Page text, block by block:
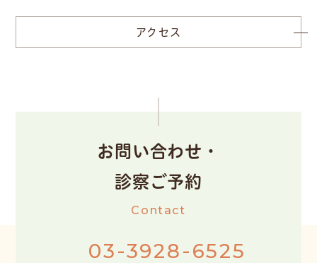
アクセス
お問い合わせ・
診察ご予約
Contact
03-3928-6525